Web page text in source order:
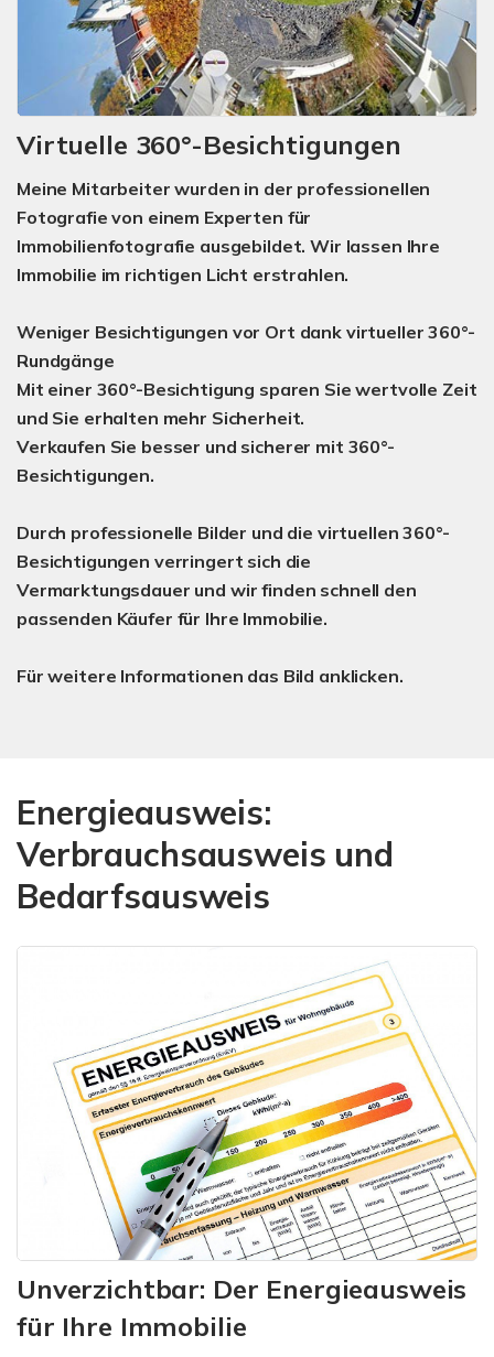
Virtuelle 360°-Besichtigungen
Meine Mitarbeiter wurden in der professionellen
Fotografie von einem Experten für
Immobilienfotografie ausgebildet. Wir lassen Ihre
Immobilie im richtigen Licht erstrahlen.
Weniger Besichtigungen vor Ort dank virtueller 360°-
Rundgänge
Mit einer 360°-Besichtigung sparen Sie wertvolle Zeit
und Sie erhalten mehr Sicherheit.
Verkaufen Sie besser und sicherer mit 360°-
Besichtigungen.
Durch professionelle Bilder und die virtuellen 360°-
Besichtigungen verringert sich die
Vermarktungsdauer und wir finden schnell den
passenden Käufer für Ihre Immobilie.
Für weitere Informationen das Bild anklicken.
Energieausweis:
Verbrauchsausweis und
Bedarfsausweis
Unverzichtbar: Der Energieausweis
für Ihre Immobilie